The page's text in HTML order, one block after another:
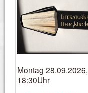
Montag 28.09.2026,
18:30Uhr